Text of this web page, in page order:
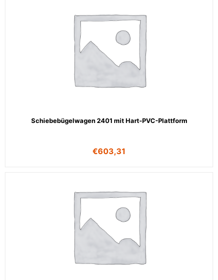
Schiebebügelwagen 2401 mit Hart-PVC-Plattform
€603,31